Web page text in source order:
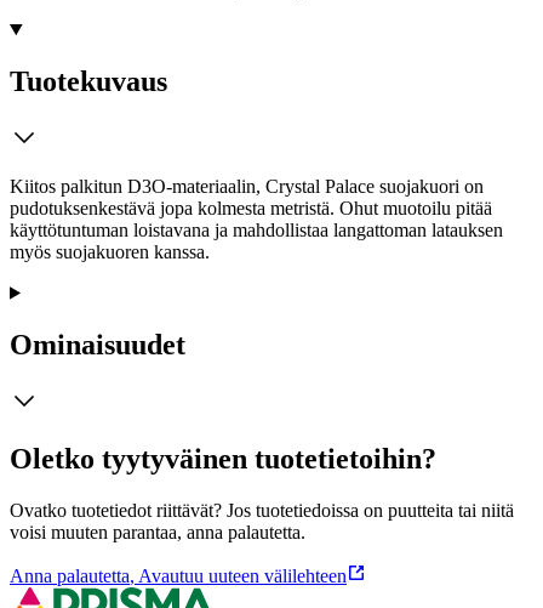
Tuotekuvaus
Kiitos palkitun D3O-materiaalin, Crystal Palace suojakuori on
pudotuksenkestävä jopa kolmesta metristä. Ohut muotoilu pitää
käyttötuntuman loistavana ja mahdollistaa langattoman latauksen
myös suojakuoren kanssa.
Ominaisuudet
Oletko tyytyväinen tuotetietoihin?
Ovatko tuotetiedot riittävät? Jos tuotetiedoissa on puutteita tai niitä
voisi muuten parantaa, anna palautetta.
Anna palautetta, Avautuu uuteen välilehteen